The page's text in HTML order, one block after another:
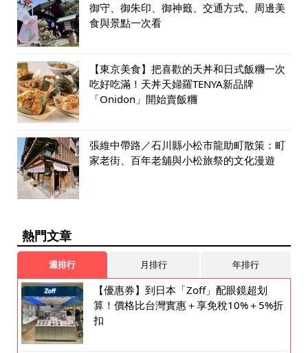
御守、御朱印、御神籤、交通方式、周邊美
食與景點一次看
【東京美食】把喜歡的天丼和日式飯糰一次
吃好吃滿！天丼天婦羅TENYA新品牌
「Onidon」開始賣飯糰
張維中帶路／石川縣小松市龍助町散策：町
家老街、百年老舖與小松旅祭的文化漫遊
熱門文章
週排行 月排行 年排行
【優惠券】到日本「Zoff」配眼鏡超划
算！價格比台灣實惠＋享免稅10%＋5%折
扣